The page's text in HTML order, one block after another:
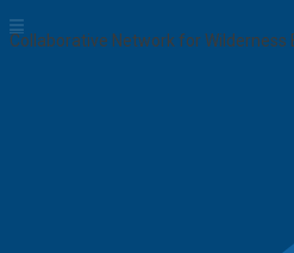
Collaborative Network for Wilderness